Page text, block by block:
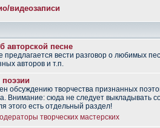
видеозаписи
авторской песне
предлагается вести разговор о любимых
авторов и т.п.
обсуждению творчества признанных
Внимание: сюда не следует выкладывать
этого есть отдельный раздел!
творческих мастерских